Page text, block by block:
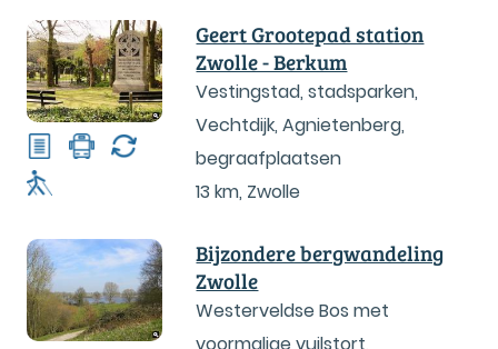
Geert Grootepad station
Zwolle - Berkum
Vestingstad, stadsparken,
Vechtdijk, Agnietenberg,
begraafplaatsen
13 km, Zwolle
Bijzondere bergwandeling
Zwolle
Westerveldse Bos met